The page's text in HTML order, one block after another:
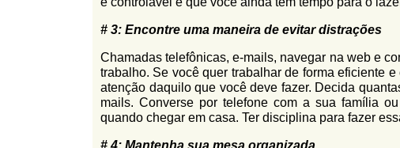
a
# 3: Encontre uma maneira de evitar distrações
Chamadas telefônicas, e-mails, navegar na web e
trabalho. Se você quer trabalhar de forma eficiente
atenção daquilo que você deve fazer. Decida
mails. Converse por telefone com a sua família
quando chegar em casa. Ter disciplina para fazer
# 4: Mantenha sua mesa organizada